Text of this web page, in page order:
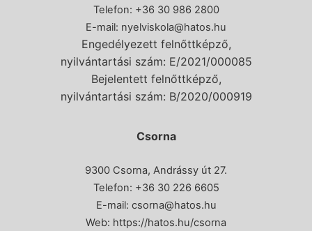
Telefon: +36 30 986 2800
E-mail: nyelviskola@hatos.hu
Engedélyezett felnőttképző,
nyilvántartási szám: E/2021/000085
Bejelentett felnőttképző,
nyilvántartási szám: B/2020/000919
Csorna
9300 Csorna, Andrássy út 27.
Telefon: +36 30 226 6605
E-mail: csorna@hatos.hu
Web: https://hatos.hu/csorna